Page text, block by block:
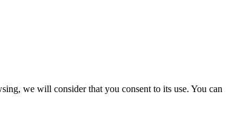
we will consider that you consent to its use. You can